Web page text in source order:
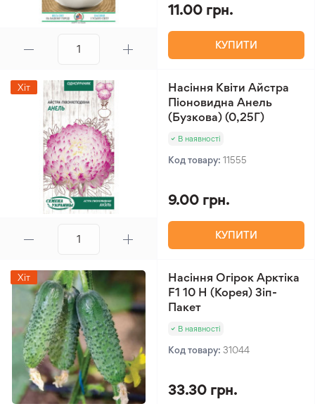
11.00 грн.
КУПИТИ
Хіт
Насіння Квіти Айстра
Піоновидна Анель
(Бузкова) (0,25Г)
В наявності
Код товару: 11555
9.00 грн.
КУПИТИ
Хіт
Насіння Огірок Арктіка
F1 10 Н (Корея) Зіп-
Пакет
В наявності
Код товару: 31044
33.30 грн.